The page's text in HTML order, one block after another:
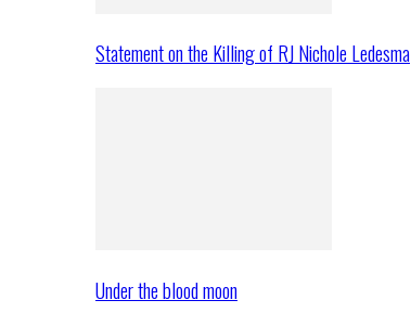
Statement on the Killing of RJ Nichole Ledesma
Under the blood moon